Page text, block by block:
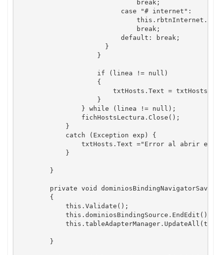
                              break;
                          case "# internet":
                              break;
                          default: break;
                      }
                    }
                    if (linea != null)
                    {
txtHosts.Text =
                    }
                } while (linea != null);
                fichHostsLectura.Close();
            }
            catch (Exception exp) {
txtHosts.Text ="Error al abrir el
            }
        }
private void
        {
            this.Validate();
            this.dominiosBindingSource.EndEdit();
        }